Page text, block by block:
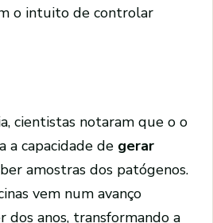
o intuito de controlar
cientistas notaram que o o
a capacidade de gerar
amostras dos patógenos.
vem num avanço
dos anos, transformando a